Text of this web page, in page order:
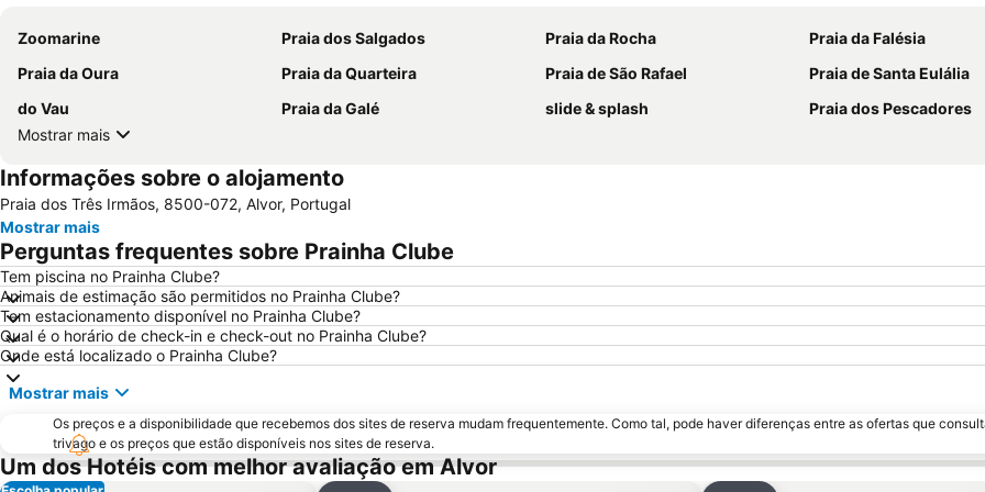
Zoomarine Praia dos Salgados Praia da Rocha
Praia da Falésia
Praia da Oura
Praia da Quarteira Praia de São Rafael
Praia de Santa Eulália
do Vau
Praia da Galé slide & splash
Praia dos Pescadores
Mostrar mais
Informações sobre o alojamento
Praia dos Três Irmãos, 8500-072, Alvor, Portugal
Mostrar mais
Perguntas frequentes sobre Prainha Clube
Tem piscina no Prainha Clube?
Animais de estimação são permitidos no Prainha Clube?
Tem estacionamento disponível no Prainha Clube?
Qual é o horário de check-in e check-out no Prainha Clube?
Onde está localizado o Prainha Clube?
Mostrar mais
Os preços e a disponibilidade que recebemos dos sites de reserva mudam frequentemente. Como tal, pode haver diferenças entre as ofertas que
trivago e os preços que estão disponíveis nos sites de reserva.
Um dos Hotéis com melhor avaliação em Alvor